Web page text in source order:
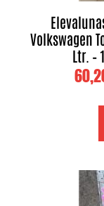
Volkswagen
Ltr. –